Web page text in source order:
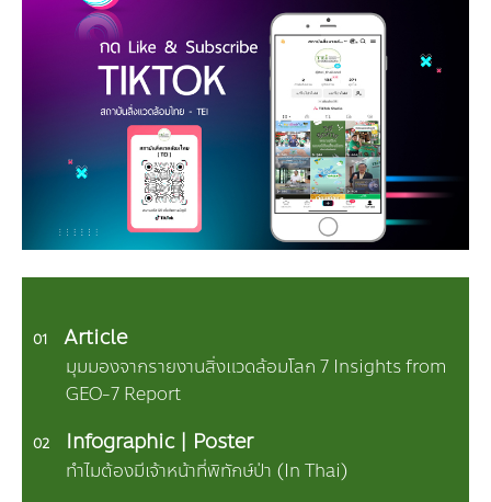
01 Article
มุมมองจากรายงานสิ่งแวดล้อมโลก 7 Insights from
GEO-7 Report
02 Infographic | Poster
ทำไมต้องมีเจ้าหน้าที่พิทักษ์ป่า (In Thai)